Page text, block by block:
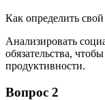
Как определить
Анализировать
обязательства,
продуктивности.
Вопрос 2